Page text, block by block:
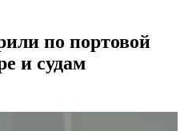
по портовой
и судам